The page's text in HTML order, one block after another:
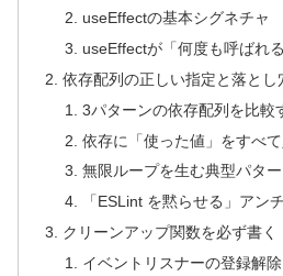
useEffectの基本シグネチャ
useEffectが「何度も呼ばれ
依存配列の正しい指定と落とし
3パターンの依存配列を比較
依存に「使った値」をすべ
無限ループを生む典型パタ
「ESLint を黙らせる」アン
クリーンアップ関数を必ず書く
イベントリスナーの登録解除